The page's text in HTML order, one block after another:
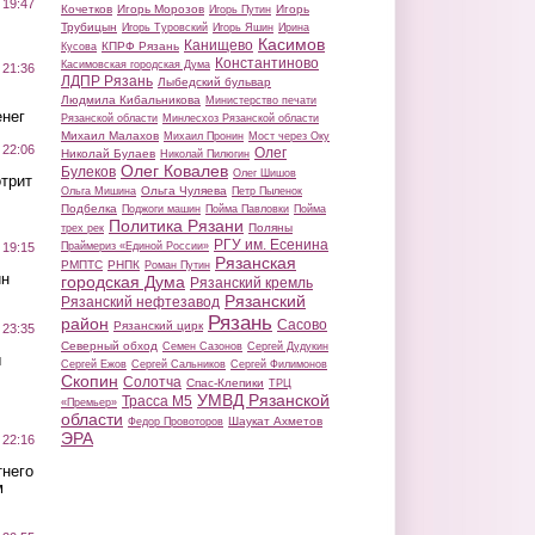
Кочетков Игорь Морозов Игорь Путин Игорь
Трубицын Игорь Туровский Игорь Яшин Ирина
Кусова КПРФ Рязань Канищево Касимов
Касимовская городская Дума Константиново
ЛДПР Рязань Лыбедский бульвар
Людмила Кибальникова Министерство печати
Рязанской области Минлесхоз Рязанской области
Михаил Малахов Михаил Пронин Мост через Оку
Николай Булаев Николай Пилюгин Олег
Булеков Олег Ковалев Олег Шишов
Ольга Мишина Ольга Чуляева Петр Пыленок
Подбелка Поджоги машин Пойма Павловки Пойма
трех рек Политика Рязани Поляны
Праймериз «Единой России» РГУ им. Есенина
РМПТС РНПК Роман Путин Рязанская
городская Дума Рязанский кремль
Рязанский нефтезавод Рязанский
район Рязанский цирк Рязань Сасово
Северный обход Семен Сазонов Сергей Дудукин
Сергей Ежов Сергей Сальников Сергей Филимонов
Скопин Солотча Спас-Клепики ТРЦ
«Премьер» Трасса М5 УМВД Рязанской
области Федор Провоторов Шаукат Ахметов
ЭРА